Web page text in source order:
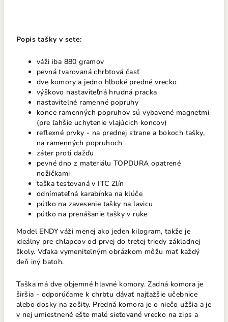
Popis tašky v sete:
váži iba 880 gramov
pevná tvarovaná chrbtová časť
dve komory a jedno hlboké predné vrecko
výškovo nastaviteľná hrudná pracka
nastaviteľné ramenné popruhy
konce ramenných popruhov sú vybavené magnetmi
(pre ľahšie uchytenie vlajúcich koncov)
reflexné prvky - na prednej strane a bokoch tašky,
na ramenných popruhoch
záter proti dažďu
pevné dno z materiálu TOPDURA opatrené
nožičkami
taška testovaná v ITC Zlín
odnímateľná karabínka na kľúče
pútko na zavesenie tašky na lavicu
pútko na prenášanie tašky v ruke
Model ENDY váži menej ako jeden kilogram, takže je
ideálny pre chlapcov od prvej do tretej triedy základnej
školy. Vďaka vymeniteľným obrázkom môžu mať každý
deň iný batoh.
Taška má dve objemné hlavné komory. Zadná komora je
širšia - odporúčame k chrbtu dávať najťažšie učebnice
alebo dosky na zošity. Predná komora je o niečo užšia a je
v nej umiestnené ešte malé sieťované vrecko na zips a